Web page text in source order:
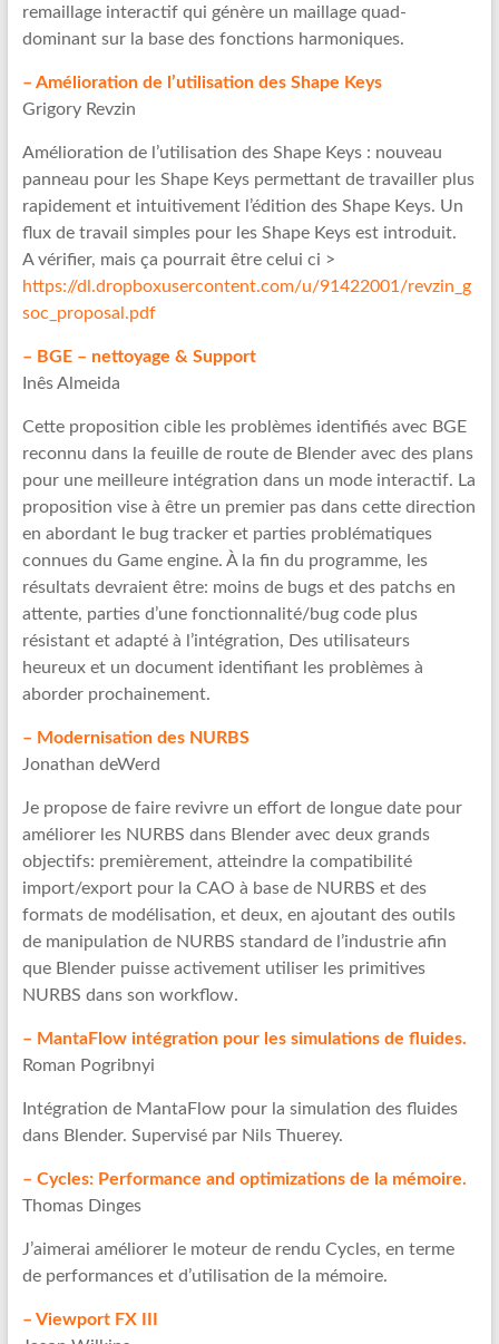
remaillage interactif qui génère un maillage quad-
dominant sur ​​la base des fonctions harmoniques.
– Amélioration de l’utilisation des Shape Keys
Grigory Revzin
Amélioration de l’utilisation des Shape Keys : nouveau
panneau pour les Shape Keys permettant de travailler plus
rapidement et intuitivement l’édition des Shape Keys. Un
flux de travail simples pour les Shape Keys est introduit.
A vérifier, mais ça pourrait être celui ci >
https://dl.dropboxusercontent.com/u/91422001/revzin_g
soc_proposal.pdf
– BGE – nettoyage & Support
Inês Almeida
Cette proposition cible les problèmes identifiés avec BGE
reconnu dans la feuille de route de Blender avec des plans
pour une meilleure intégration dans un mode interactif. La
proposition vise à être un premier pas dans cette direction
en abordant le bug tracker et parties problématiques
connues du Game engine. À la fin du programme, les
résultats devraient être: moins de bugs et des patchs en
attente, parties d’une fonctionnalité/bug code plus
résistant et adapté à l’intégration, Des utilisateurs
heureux et un document identifiant les problèmes à
aborder prochainement.
– Modernisation des NURBS
Jonathan deWerd
Je propose de faire revivre un effort de longue date pour
améliorer les NURBS dans Blender avec deux grands
objectifs: premièrement, atteindre la compatibilité
import/export pour la CAO à base de NURBS et des
formats de modélisation, et deux, en ajoutant des outils
de manipulation de NURBS standard de l’industrie afin
que Blender puisse activement utiliser les primitives
NURBS dans son workflow.
– MantaFlow intégration pour les simulations de fluides.
Roman Pogribnyi
Intégration de MantaFlow pour la simulation des fluides
dans Blender. Supervisé par Nils Thuerey.
– Cycles: Performance and optimizations de la mémoire.
Thomas Dinges
J’aimerai améliorer le moteur de rendu Cycles, en terme
de performances et d’utilisation de la mémoire.
– Viewport FX III